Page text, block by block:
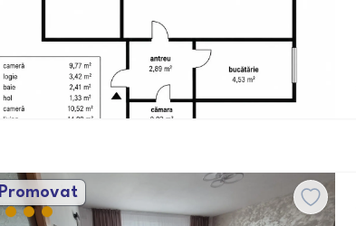
Promovat